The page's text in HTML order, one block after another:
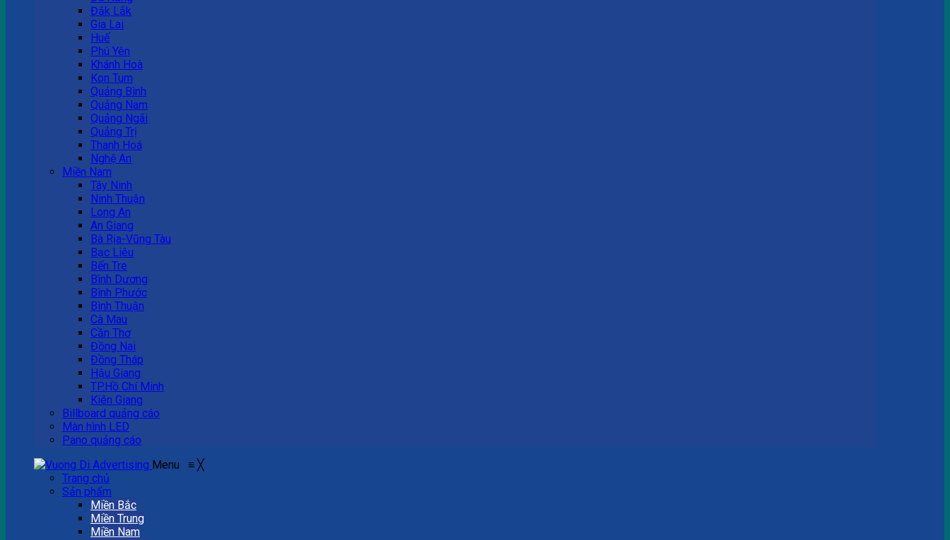
Đắk Lắk
Gia Lai
Huế
Phú Yên
Khánh Hoà
Kon Tum
Quảng Bình
Quảng Nam
Quảng Ngãi
Quảng Trị
Thanh Hoá
Nghệ An
Miền Nam
Tây Ninh
Ninh Thuận
Long An
An Giang
Bà Rịa-Vũng Tàu
Bạc Liêu
Bến Tre
Bình Dương
Bình Phước
Bình Thuận
Cà Mau
Cần Thơ
Đồng Nai
Đồng Tháp
Hậu Giang
TP.Hồ Chí Minh
Kiên Giang
Billboard quảng cáo
Màn hình LED
Pano quảng cáo
Menu ≡ ╳
Trang chủ
Sản phẩm
Miền Bắc
Miền Trung
Miền Nam